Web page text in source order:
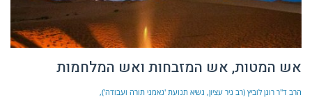
אש המטות, אש המזבחות ואש המלחמות
הרב ד"ר רונן לוביץ (רב ניר עציון, נשיא תנועת 'נאמני תורה ועבודה')